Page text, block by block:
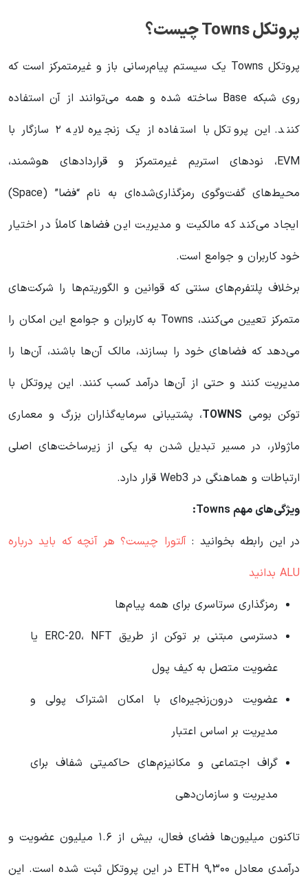
پروتکل Towns چیست؟
پروتکل Towns یک سیستم پیام‌رسانی باز و غیرمتمرکز است که
روی شبکه Base ساخته شده و همه می‌توانند از آن استفاده
کنند. این پروتکل با استفاده از یک زنجیره لایه ۲ سازگار با
EVM، نودهای استریم غیرمتمرکز و قراردادهای هوشمند،
محیط‌های گفت‌وگوی رمزگذاری‌شده‌ای به نام “فضا” (Space)
ایجاد می‌کند که مالکیت و مدیریت این فضاها کاملاً در اختیار
خود کاربران و جوامع است.
برخلاف پلتفرم‌های سنتی که قوانین و الگوریتم‌ها را شرکت‌های
متمرکز تعیین می‌کنند، Towns به کاربران و جوامع این امکان را
می‌دهد که فضاهای خود را بسازند، مالک آن‌ها باشند، آن‌ها را
مدیریت کنند و حتی از آن‌ها درآمد کسب کنند. این پروتکل با
توکن بومی TOWNS، پشتیبانی سرمایه‌گذاران بزرگ و معماری
ماژولار، در مسیر تبدیل شدن به یکی از زیرساخت‌های اصلی
ارتباطات و هماهنگی در Web3 قرار دارد.
ویژگی‌های مهم Towns:
در این رابطه بخوانید‌ :آلتورا چیست؟ هر آنچه که باید درباره
ALU بدانید
رمزگذاری سرتاسری برای همه پیام‌ها
دسترسی مبتنی بر توکن از طریق ERC-20، NFT یا
عضویت متصل به کیف پول
عضویت درون‌زنجیره‌ای با امکان اشتراک پولی و
مدیریت بر اساس اعتبار
گراف اجتماعی و مکانیزم‌های حاکمیتی شفاف برای
مدیریت و سازمان‌دهی
تاکنون میلیون‌ها فضای فعال، بیش از ۱.۶ میلیون عضویت و
درآمدی معادل ۹,۳۰۰ ETH در این پروتکل ثبت شده است. این